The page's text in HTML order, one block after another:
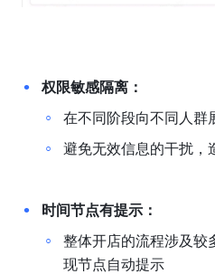
权限敏感隔离：
在不同阶段向不同人群
避免无效信息的干扰，
时间节点有提示：
整体开店的流程涉及较
现节点自动提示